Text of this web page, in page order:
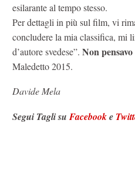
esilarante al tempo stesso.
Per dettagli in più sul film, vi
concludere la mia classifica, mi
d’autore svedese”. Non
Maledetto 2015.
Davide Mela
Segui Tagli suFacebooke